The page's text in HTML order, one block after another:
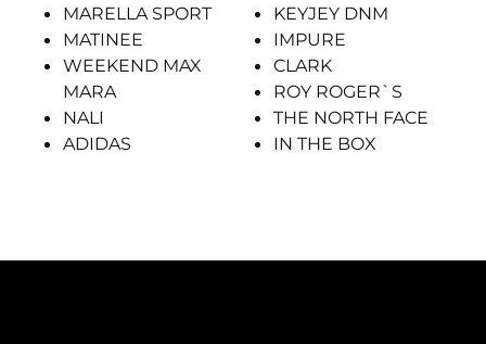
MARELLA SPORT
MATINEE
WEEKEND MAX
MARA
NALI
ADIDAS
KEYJEY DNM
IMPURE
CLARK
ROY ROGER`S
THE NORTH FACE
IN THE BOX